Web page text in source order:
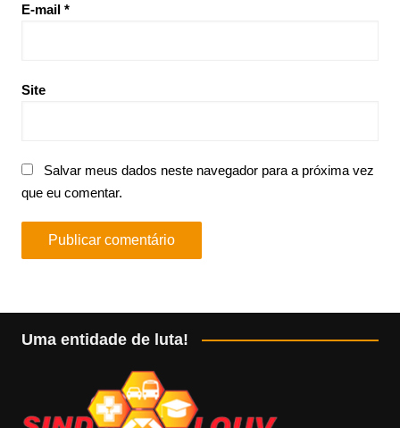
E-mail *
Site
Salvar meus dados neste navegador para a próxima vez
que eu comentar.
Uma entidade de luta!